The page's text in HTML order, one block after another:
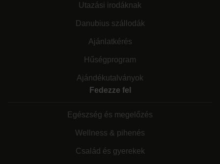
Utazási irodáknak
Danubius szállodák
Ajánlatkérés
Hűségprogram
Ajándékutalványok
Fedezze fel
Egészség és megelőzés
Wellness & pihenés
Család és gyerekek